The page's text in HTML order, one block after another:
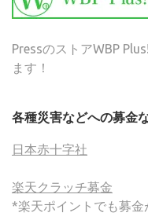
PressのストアWBP
ます！
各種災害などへの募金
日本赤十字社
楽天クラッチ募金
*楽天ポイントでも募金